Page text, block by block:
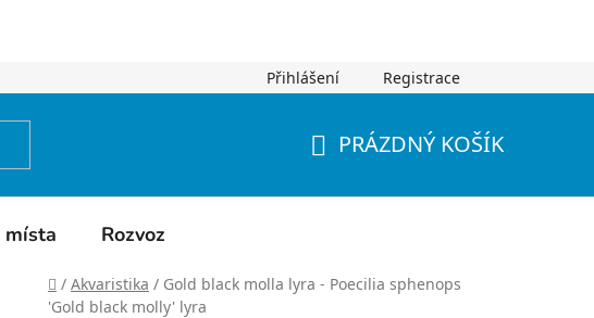
Přihlášení Registrace
PRÁZDNÝ KOŠÍK
místa Rozvoz
Domů
/ Akvaristika / Gold black molla lyra - Poecilia sphenops
'Gold black molly' lyra